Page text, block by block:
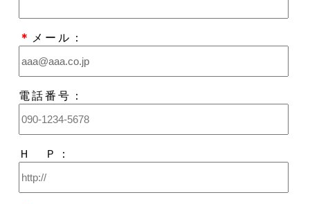
＊ メール：
電話番号：
Ｈ Ｐ：